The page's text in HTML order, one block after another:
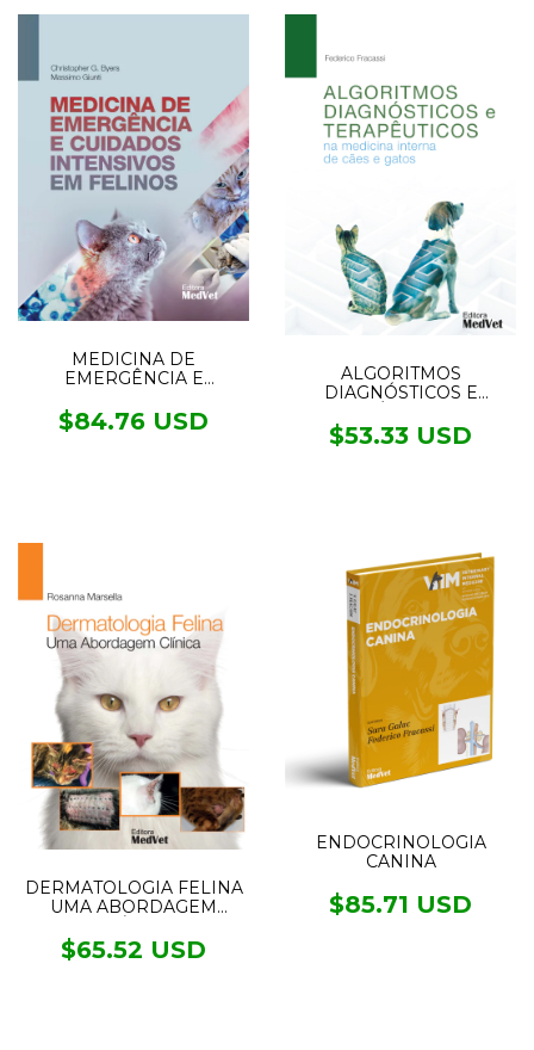
MEDICINA DE
EMERGÊNCIA E
EM FELINOS
$84.76 USD
ALGORITMOS
DIAGNÓSTICOS E
MEDICINA INTERNA DE
CÃES E GATOS PRÉ
$53.33 USD
DERMATOLOGIA FELINA
UMA ABORDAGEM
$65.52 USD
ENDOCRINOLOGIA
CANINA
$85.71 USD